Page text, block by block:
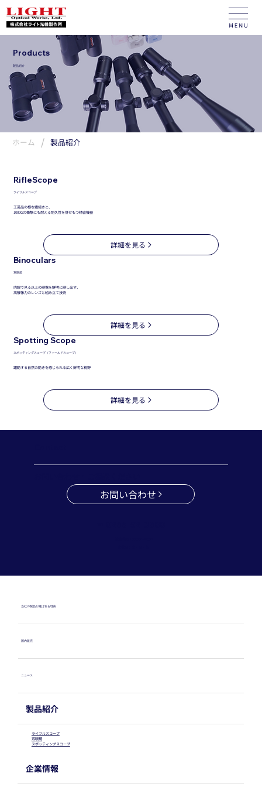
Products
製品紹介
ホーム / 製品紹介
RifleScope
ライフルスコープ
工芸品の様な繊細さと、
1000Gの衝撃にも耐える耐久性を併せもつ精密機器
詳細を見る
Binoculars
双眼鏡
肉眼で見る以上の映像を鮮明に映し出す、
高解像力のレンズと組み立て技術
詳細を見る
Spotting Scope
スポッティングスコープ（フィールドスコープ）
躍動する自然の動きを感じられる広く鮮明な視野
詳細を見る
お問い合わせ
当社の製品が選ばれる理由
国内販売
ニュース
製品紹介
ライフルスコープ
双眼鏡
スポッティングスコープ
企業情報